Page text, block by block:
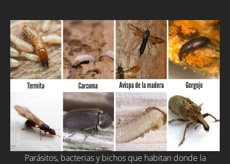
Parásitos, bacterias y bichos que habitan donde la